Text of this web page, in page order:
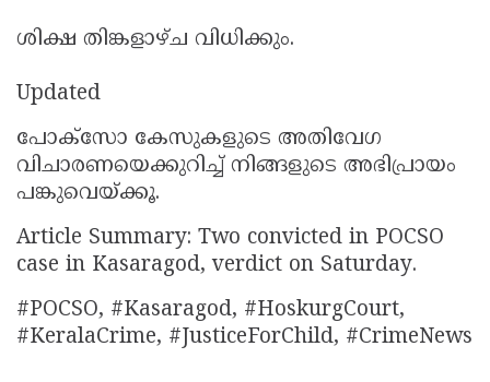
ശിക്ഷ തിങ്കളാഴ്ച വിധിക്കും.
Updated
പോക്സോ കേസുകളുടെ അതിവേഗ
വിചാരണയെക്കുറിച്ച് നിങ്ങളുടെ അഭിപ്രായം
പങ്കുവെയ്ക്കൂ.
Article Summary: Two convicted in POCSO
case in Kasaragod, verdict on Saturday.
#POCSO, #Kasaragod, #HoskurgCourt,
#KeralaCrime, #JusticeForChild, #CrimeNews